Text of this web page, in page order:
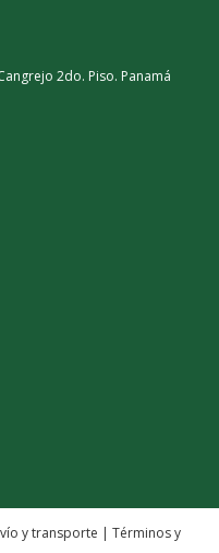
2do. Piso. Panamá
y transporte | Términos y